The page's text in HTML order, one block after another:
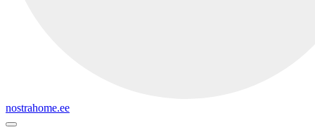
nostrahome.ee